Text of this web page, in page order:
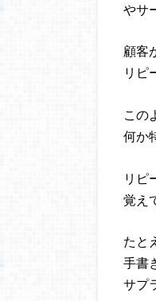
やサ
顧客
リピ
この
何か
リピ
覚え
たと
手書
サプ